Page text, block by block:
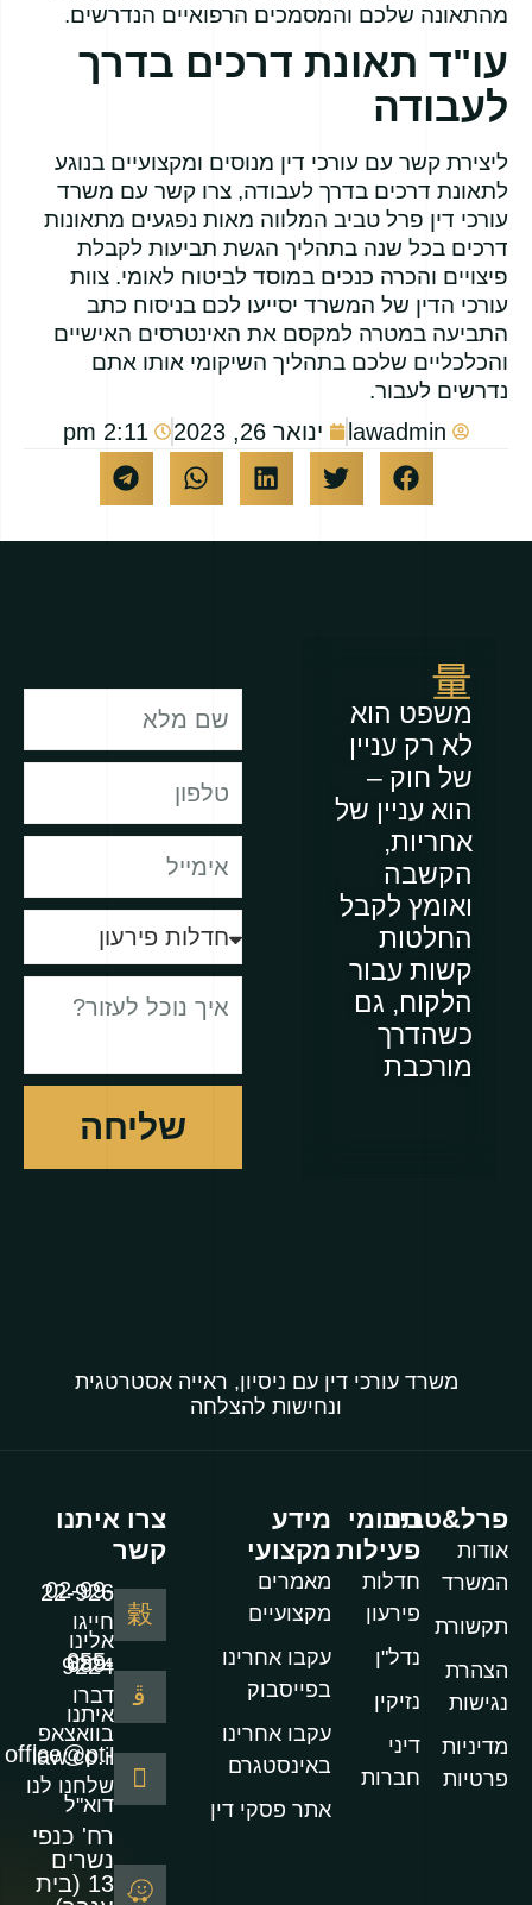
מהתאונה שלכם והמסמכים הרפואיים הנדרשים.
עו"ד תאונת דרכים בדרך
לעבודה
ליצירת קשר עם עורכי דין מנוסים ומקצועיים בנוגע
לתאונת דרכים בדרך לעבודה, צרו קשר עם משרד
עורכי דין פרל טביב המלווה מאות נפגעים מתאונות
דרכים בכל שנה בתהליך הגשת תביעות לקבלת
פיצויים והכרה כנכים במוסד לביטוח לאומי. צוות
עורכי הדין של המשרד יסייעו לכם בניסוח כתב
התביעה במטרה למקסם את האינטרסים האישיים
והכלכליים שלכם בתהליך השיקומי אותו אתם
נדרשים לעבור.
lawadmin ינואר 26, 2023 2:11 pm
משפט הוא
לא רק עניין
של חוק –
הוא עניין של
אחריות,
הקשבה
ואומץ לקבל
החלטות
קשות עבור
הלקוח, גם
כשהדרך
מורכבת
שליחה
משרד עורכי דין עם ניסיון, ראייה אסטרטגית
ונחישות להצלחה
פרל&טביב
אודות
המשרד
תקשורת
הצהרת
נגישות
מדיניות
פרטיות
תחומי
פעילות
חדלות
פירעון
נדל"ן
נזיקין
דיני
חברות
מידע
מקצועי
מאמרים
מקצועיים
עקבו אחרינו
בפייסבוק
עקבו אחרינו
באינסטגרם
אתר פסקי דין
צרו איתנו
קשר
02-99-22-926
חייגו
אלינו
055-689-9224
דברו
איתנו
בוואצאפ
office@pt-law.co.il
שלחנו לנו
דוא"ל
רח' כנפי
נשרים
13 (בית